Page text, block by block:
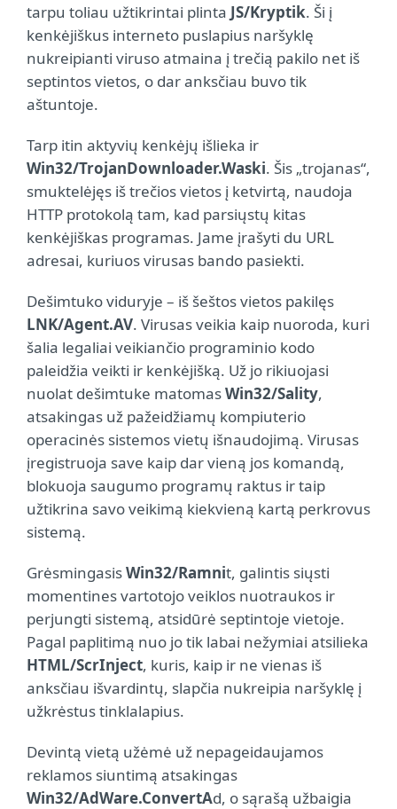
tarpu toliau užtikrintai plinta JS/Kryptik. Ši į
kenkėjiškus interneto puslapius naršyklę
nukreipianti viruso atmaina į trečią pakilo net iš
septintos vietos, o dar anksčiau buvo tik
aštuntoje.
Tarp itin aktyvių kenkėjų išlieka ir
Win32/TrojanDownloader.Waski. Šis „trojanas“,
smuktelėjęs iš trečios vietos į ketvirtą, naudoja
HTTP protokolą tam, kad parsiųstų kitas
kenkėjiškas programas. Jame įrašyti du URL
adresai, kuriuos virusas bando pasiekti.
Dešimtuko viduryje – iš šeštos vietos pakilęs
LNK/Agent.AV. Virusas veikia kaip nuoroda, kuri
šalia legaliai veikiančio programinio kodo
paleidžia veikti ir kenkėjišką. Už jo rikiuojasi
nuolat dešimtuke matomasWin32/Sality,
atsakingas už pažeidžiamų kompiuterio
operacinės sistemos vietų išnaudojimą. Virusas
įregistruoja save kaip dar vieną jos komandą,
blokuoja saugumo programų raktus ir taip
užtikrina savo veikimą kiekvieną kartą perkrovus
sistemą.
GrėsmingasisWin32/Ramnit, galintis siųsti
momentines vartotojo veiklos nuotraukos ir
perjungti sistemą, atsidūrė septintoje vietoje.
Pagal paplitimą nuo jo tik labai nežymiai atsilieka
HTML/ScrInject, kuris, kaip ir ne vienas iš
anksčiau išvardintų, slapčia nukreipia naršyklę į
užkrėstus tinklalapius.
Devintą vietą užėmė už nepageidaujamos
reklamos siuntimą atsakingas
Win32/AdWare.ConvertAd, o sąrašą užbaigia